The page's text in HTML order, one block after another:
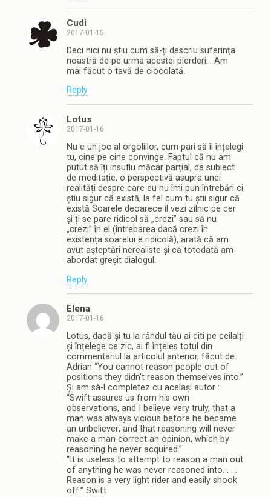
Cudi
2017-01-15
Deci nici nu știu cum să-ți descriu suferința
noastră de pe urma acestei pierderi… Am
mai făcut o tavă de ciocolată.
Reply
Lotus
2017-01-16
Nu e un joc al orgoliilor, cum pari să îl înțelegi
tu, cine pe cine convinge. Faptul că nu am
putut să îți insuflu măcar parțial, ca subiect
de meditație, o perspectivă asupra unei
realități despre care eu nu îmi pun întrebări ci
știu sigur că există, la fel cum tu știi sigur că
există Soarele deoarece îl vezi zilnic pe cer
și ți se pare ridicol să „crezi” sau să nu
„crezi” în el (întrebarea dacă crezi în
existența soarelui e ridicolă), arată că am
avut așteptări nerealiste și că totodată am
abordat greșit dialogul.
Reply
Elena
2017-01-16
Lotus, dacă și tu la rândul tău ai citi pe ceilalți
și înțelege ce zic, ai fi înțeles totul din
commentariul la articolul anterior, făcut de
Adrian “You cannot reason people out of
positions they didn’t reason themselves into.”
Și am sà-l completez cu același autor :
“Swift assures us from his own
observations, and I believe very truly, that a
man was always vicious before he became
an unbeliever; and that reasoning will never
make a man correct an opinion, which by
reasoning he never acquired.”
“It is useless to attempt to reason a man out
of anything he was never reasoned into. . . .
Reason is a very light rider and easily shook
off.” Swift